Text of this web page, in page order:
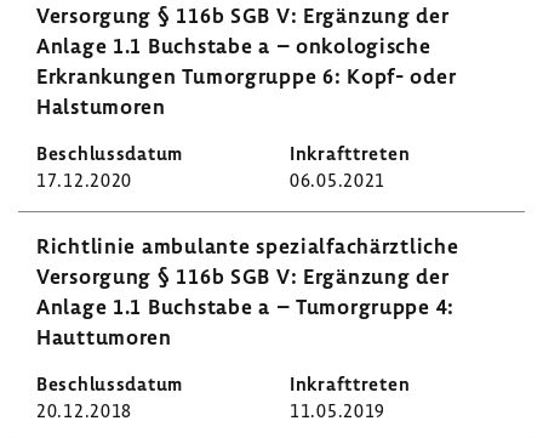
Versor­gung § 116b SGB V: Ergän­zung der
Anlage 1.1 Buch­stabe a – onko­lo­gi­sche
Erkran­kungen Tumor­gruppe 6: Kopf- oder
Hals­tu­moren
17.12.2020 06.05.2021
Richt­linie ambu­lante spezi­al­fach­ärzt­liche
Versor­gung § 116b SGB V: Ergän­zung der
Anlage 1.1 Buch­stabe a – Tumor­gruppe 4:
Haut­tu­moren
20.12.2018 11.05.2019